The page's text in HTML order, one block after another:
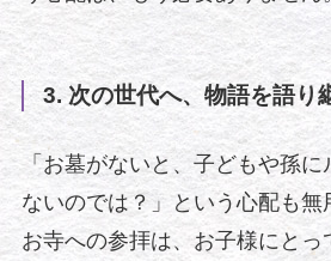
3. 次の世代へ、物語を語り
「お墓がないと、子どもや孫に
ないのでは？」という心配も無
お寺への参拝は、お子様にとっ